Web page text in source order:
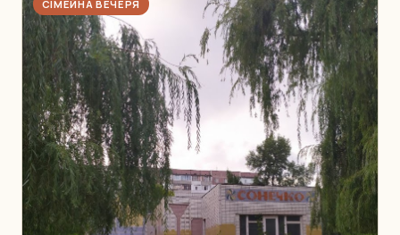
СІМЕЙНА ВЕЧЕРЯ